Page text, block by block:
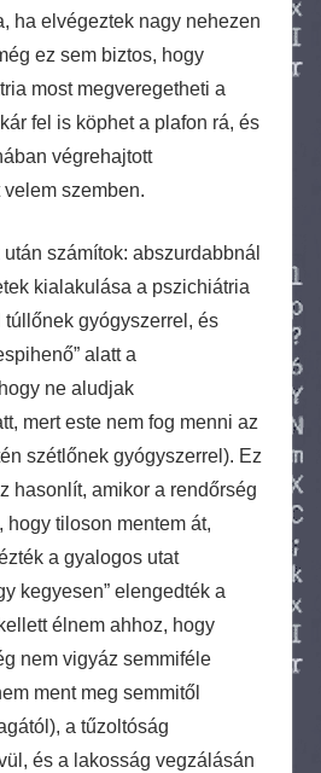
ha elvégeztek nagy nehezen
ez sem biztos, hogy
most megveregetheti a
fel is köphet a plafon rá, és
végrehajtott
szemben.
számítok: abszurdabbnál
kialakulása a pszichiátria
gyógyszerrel, és
alatt a
ne aludjak
mert este nem fog menni az
szétlőnek gyógyszerrel). Ez
hasonlít, amikor a rendőrség
tiloson mentem át,
a gyalogos utat
kegyesen” elengedték a
élnem ahhoz, hogy
nem vigyáz semmiféle
ment meg semmitől
a tűzoltóság
és a lakosság vegzálásán